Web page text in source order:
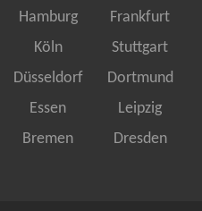
Hamburg
Frankfurt
Köln
Stuttgart
Düsseldorf
Dortmund
Essen
Leipzig
Bremen
Dresden